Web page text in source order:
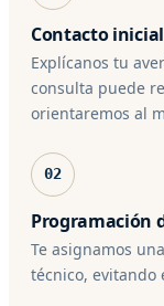
Contacto inicial
Explícanos tu
consulta puede
orientaremos al
02
Programación
Te asignamos
técnico, evitando